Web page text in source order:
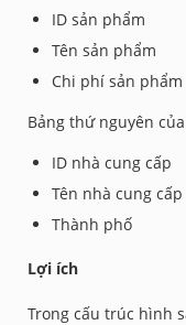
ID sản phẩm
Tên sản phẩm
Chi phí sản phẩm
Bảng thứ nguyên
ID nhà cung cấp
Tên nhà cung cấp
Thành phố
Lợi ích
Trong cấu trúc hình